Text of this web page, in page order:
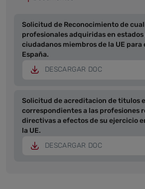
Solicitud de Reconocimiento de
profesionales adquiridas en
ciudadanos miembros de la UE para
España.
DESCARGAR DOC
Solicitud de acreditacion de titulos
correspondientes a las profesiones
directivas a efectos de su ejercicio
la UE.
DESCARGAR DOC